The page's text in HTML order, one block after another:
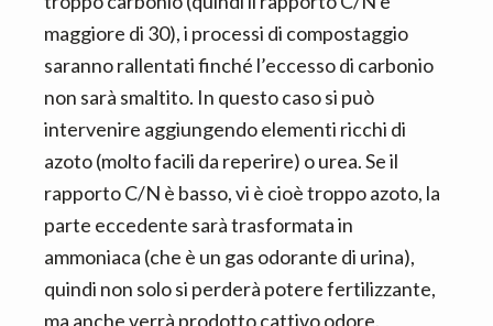
maggiore di 30), i processi di compostaggio
saranno rallentati finché l’eccesso di carbonio
non sarà smaltito. In questo caso si può
intervenire aggiungendo elementi ricchi di
azoto (molto facili da reperire) o urea. Se il
rapporto C/N è basso, vi è cioè troppo azoto, la
parte eccedente sarà trasformata in
ammoniaca (che è un gas odorante di urina),
quindi non solo si perderà potere fertilizzante,
ma anche verrà prodotto cattivo odore.